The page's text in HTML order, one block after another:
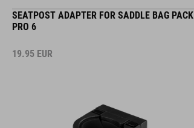
SEATPOST ADAPTER FOR SADDLE BAG PACK
PRO 6
19.95 EUR